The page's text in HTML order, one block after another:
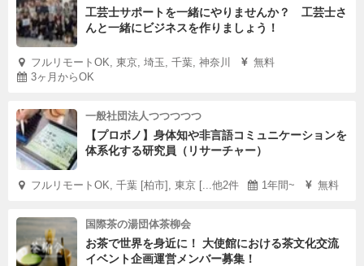
工芸士サポートを一緒にやりませんか？ 工芸士さ
んと一緒にビジネスを作りましょう！
フルリモートOK, 東京, 埼玉, 千葉, 神奈川
無料
3ヶ月からOK
一般社団法人つつつつつ
【プロボノ】身体知や非言語コミュニケーションを
体系化する研究員（リサーチャー）
フルリモートOK, 千葉 [柏市], 東京 [...他2件 1年間~ 無料
国際茶の湯団体茶柳会
お茶で世界を身近に！ 大使館における茶文化交流
イベント企画運営メンバー募集！